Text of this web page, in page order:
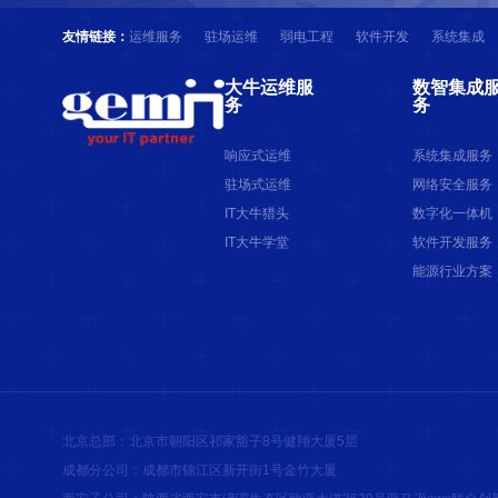
友情链接：运维服务 驻场运维 弱电工程 软件开发 系统集成
大牛运维服
务
响应式运维
驻场式运维
IT大牛猎头
IT大牛学堂
数智集成
务
系统集成服务
网络安全服务
数字化一体机
软件开发服务
能源行业方案
北京总部：北京市朝阳区祁家豁子8号健翔大厦5层
成都分公司：成都市锦江区新开街1号金竹大厦